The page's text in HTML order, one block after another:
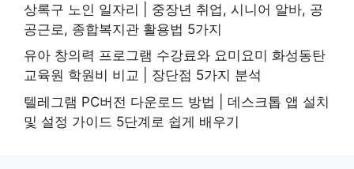
상록구 노인 일자리 | 중장년 취업, 시니어 알바, 공
공근로, 종합복지관 활용법 5가지
유아 창의력 프로그램 수강료와 요미요미 화성동탄
교육원 학원비 비교 | 장단점 5가지 분석
텔레그램 PC버전 다운로드 방법 | 데스크톱 앱 설치
및 설정 가이드 5단계로 쉽게 배우기